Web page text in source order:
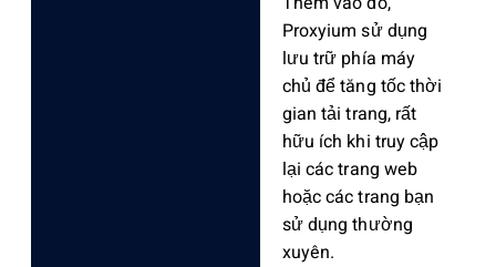
Proxyium sử dụng
lưu trữ phía máy
chủ để tăng tốc thời
gian tải trang, rất
hữu ích khi truy cập
lại các trang web
hoặc các trang bạn
sử dụng thường
xuyên.